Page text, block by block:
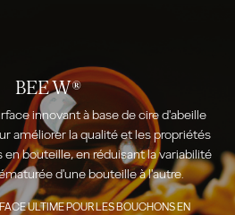
BEE W®
innovant à base de cire d'abeille
améliorer la qualité et les propriétés
bouteille, en réduisant la variabilité
d'une bouteille à l'autre.
ULTIME POUR LES BOUCHONS EN